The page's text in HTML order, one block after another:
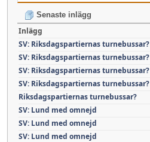
Senaste inlägg
Inlägg
SV: Riksdagspartiernas turnebussar?
SV: Riksdagspartiernas turnebussar?
SV: Riksdagspartiernas turnebussar?
SV: Riksdagspartiernas turnebussar?
Riksdagspartiernas turnebussar?
SV: Lund med omnejd
SV: Lund med omnejd
SV: Lund med omnejd